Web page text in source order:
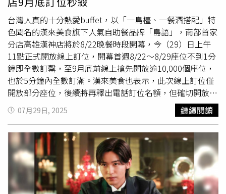
料餐廳的錯覺。「花雕酒胡椒雞鱈蟹海鮮湯」（左）、源自
名人坊的「京式片皮鴨包餅」。（圖／魏妤靜攝）熱食餐檯
可見福園台菜海鮮餐廳人氣餐點「一品香東坡肉」。（圖／
魏妤靜攝）喜歡明顯溫度感的人，建議前往火舞烈焰的
「爍」烤物區，此島檯呈現高溫直火的美味，像是用琴酒噴
燒的生蠔燒，或關西風的蒲燒鰻魚、下酒的魷魚一夜干、和
風骰子牛和醬燒雞腿，都讓人忍不住想多喝兩杯；再來到
「煲」煲湯鍋物區，此區推出酒香與胡椒辛香鮮明的「花雕
酒胡椒雞鱈蟹海鮮湯」，還有使用嘉義東石鮮蚵製作的
「XO醬鮮蚵煲」，打上一顆大成旗下品牌「上品語」日規
生食級鮮雞蛋，即使半熟也可安心享受美味。還有中式氛圍
的「膳」中式料理島檯區，其中以宜蘭櫻桃鴨為主角的「京
式片皮鴨包餅」，已成為島語人氣菜色排行前三名，還有使
用來自淨安牧場黑羽土雞與黃金雞混種、耗時數個月培育的
專屬「漢來島語雞」，烤製而成的皮香肉嫩「甕仔雞」；鹹
香酸甜的「西瓜綿蒸海上鮮」更選用傳承30餘載的「台南將
天。遠東百貨方面則包括嘉義店、台南大遠百與高雄大遠百
也同步關閉。此外，漢神、漢神巨蛋、義大世界購物廣場、
大立百貨、高雄五福店、夢時代及義享時尚廣場也列入停業
名單。台南南紡購物中心與MITSUI OUTLET PARK台南（台
南三井）同樣停業一天。至於環球購物中心，目前新左營車
站與屏東市門市照常開放，官方強調會以員工安全與通勤彈
性為原則，允許各專櫃視情況營業。氣象粉專「台灣颱風論
壇」則提醒，南部地區上午天氣可能仍顯平穩，但隨著風向
轉變，午後風雨將可能快速增強，呼籲民眾切勿因早上氣候
良好就外出逛街，以免遇上交通中斷、滯留商場等困境。
台灣人真的十分熱愛buffet，以「一島檯、一餐酒搭配」特
色聞名的漢來美食旗下人氣自助餐品牌「島語」，南部首家
分店高雄漢神店將於8/22晚餐時段開幕，今（29）日上午
11點正式開放線上訂位，開幕首週8/22～8/29座位不到1分
鐘即全數訂罄，至9月底前線上搶先開放逾10,000個座位，
也於5分鐘內全數訂滿。漢來美食也表示，此次線上訂位僅
開放部分座位，後續將再釋出電話訂位名額，但確切開放日
期尚未出爐，感興趣的民眾請密切關注粉絲專頁與官網。另
外記者也提醒，週五即為8/1、又會再開放10月整月訂位，
欲前往消費的人不妨當天早上11點拚手速！島語為強調首創
餐酒搭配的自助餐品牌，高雄店也維持「一島檯、一餐酒」
的精神提供精緻餐飲體驗。（圖／漢來美食提供）島語為漢
來美食旗下高端自助餐品牌，台北漢來店自2023年開幕以
來，幾乎每天爆滿、一位難求，還被網友號稱為「全台最難
訂位Buffet」。今年終於在南部開立首間分店，島語高雄店
07月29日, 2025 繼續閱讀